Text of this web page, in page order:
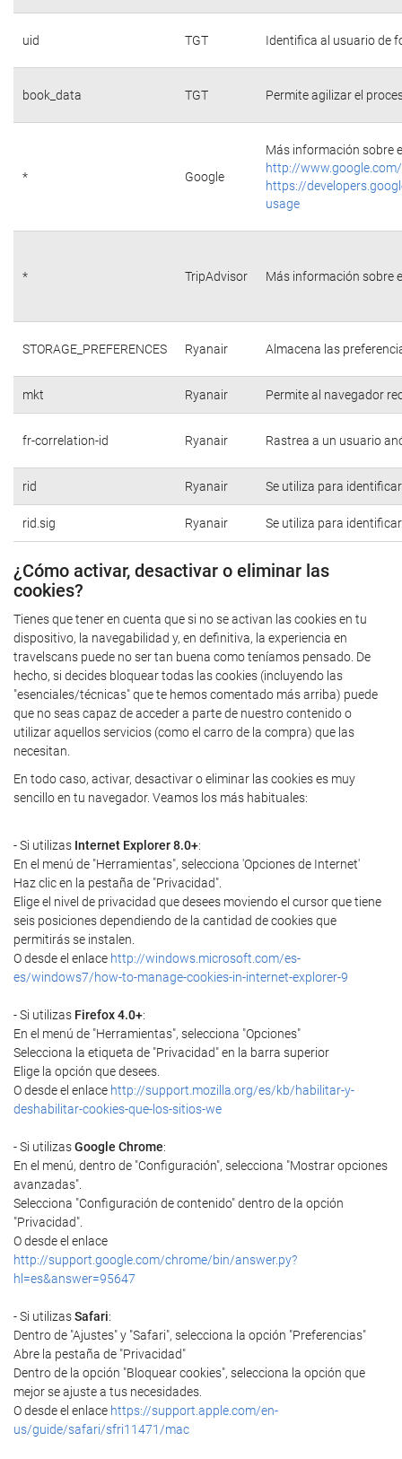
uid TGT Identifica al usuario de
book_data TGT Permite agilizar el
* Google
Más información sobre
http://
https://
usage
* TripAdvisor Más información sobre
STORAGE_PREFERENCES Ryanair Almacena las
mkt Ryanair Permite al navegador
fr-correlation-id Ryanair Rastrea a un usuario
rid Ryanair Se utiliza para
rid.sig Ryanair Se utiliza para
¿Cómo activar, desactivar o eliminar las
cookies?
Tienes que tener en cuenta que si no se activan las cookies en tu
dispositivo, la navegabilidad y, en definitiva, la experiencia en
travelscans puede no ser tan buena como teníamos pensado. De
hecho, si decides bloquear todas las cookies (incluyendo las
"esenciales/técnicas" que te hemos comentado más arriba) puede
que no seas capaz de acceder a parte de nuestro contenido o
utilizar aquellos servicios (como el carro de la compra) que las
necesitan.
En todo caso, activar, desactivar o eliminar las cookies es muy
sencillo en tu navegador. Veamos los más habituales:
- Si utilizas Internet Explorer 8.0+:
En el menú de "Herramientas", selecciona 'Opciones de Internet'
Haz clic en la pestaña de "Privacidad".
Elige el nivel de privacidad que desees moviendo el cursor que tiene
seis posiciones dependiendo de la cantidad de cookies que
permitirás se instalen.
O desde el enlace http://windows.microsoft.com/es-
es/windows7/how-to-manage-cookies-in-internet-explorer-9
- Si utilizas Firefox 4.0+:
En el menú de "Herramientas", selecciona "Opciones"
Selecciona la etiqueta de "Privacidad" en la barra superior
Elige la opción que desees.
O desde el enlace http://support.mozilla.org/es/kb/habilitar-y-
deshabilitar-cookies-que-los-sitios-we
- Si utilizasGoogle Chrome:
En el menú, dentro de "Configuración", selecciona "Mostrar opciones
avanzadas".
Selecciona "Configuración de contenido" dentro de la opción
"Privacidad".
O desde el enlace
http://support.google.com/chrome/bin/answer.py?
hl=es&answer=95647
- Si utilizasSafari:
Dentro de "Ajustes" y "Safari", selecciona la opción "Preferencias"
Abre la pestaña de "Privacidad"
Dentro de la opción "Bloquear cookies", selecciona la opción que
mejor se ajuste a tus necesidades.
O desde el enlace https://support.apple.com/en-
us/guide/safari/sfri11471/mac